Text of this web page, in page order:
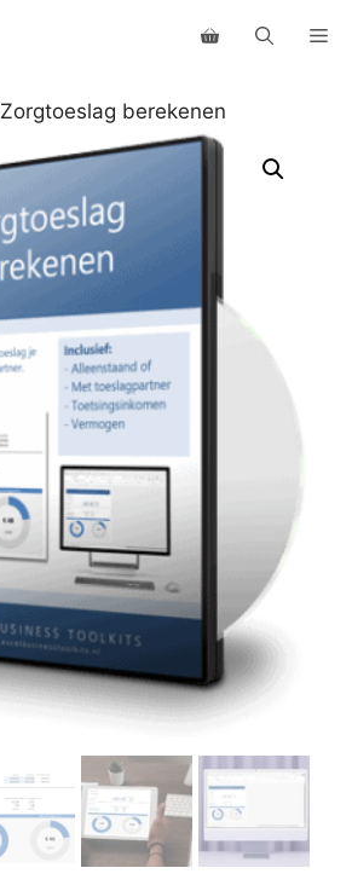
Zorgtoeslag berekenen